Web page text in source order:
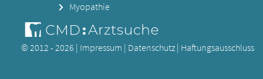
Myopathie
© 2012 - 2026 | Impressum | Datenschutz | Haftungsausschluss